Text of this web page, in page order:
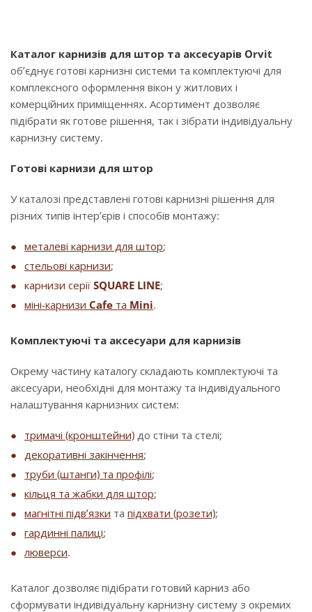
Каталог карнизів для штор та аксесуарів Orvit
об’єднує готові карнизні системи та комплектуючі для
комплексного оформлення вікон у житлових і
комерційних приміщеннях. Асортимент дозволяє
підібрати як готове рішення, так і зібрати індивідуальну
карнизну систему.
Готові карнизи для штор
У каталозі представлені готові карнизні рішення для
різних типів інтер’єрів і способів монтажу:
металеві карнизи для штор;
стельові карнизи;
карнизи серії SQUARE LINE;
міні-карнизи Cafe та Mini.
Комплектуючі та аксесуари для карнизів
Окрему частину каталогу складають комплектуючі та
аксесуари, необхідні для монтажу та індивідуального
налаштування карнизних систем:
тримачі (кронштейни) до стіни та стелі;
декоративні закінчення;
труби (штанги) та профілі;
кільця та жабки для штор;
магнітні підв’язки та підхвати (розети);
гардинні палиці;
люверси.
Каталог дозволяє підібрати готовий карниз або
сформувати індивідуальну карнизну систему з окремих